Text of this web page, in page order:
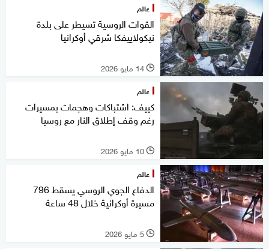
عالم
القوات الروسية تسيطر على بلدة
نيكولاييفكا شرقي أوكرانيا
l 14 مايو 2026
عالم
كييف: اشتباكات وهجمات بمسيرات
رغم وقف إطلاق النار مع روسيا
l 10 مايو 2026
عالم
الدفاع الجوي الروسي يسقط 796
مسيرة أوكرانية خلال 48 ساعة
l 5 مايو 2026